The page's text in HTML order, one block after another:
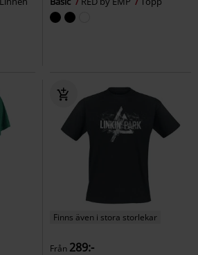
Finns även i stora storlekar
Från 289:-